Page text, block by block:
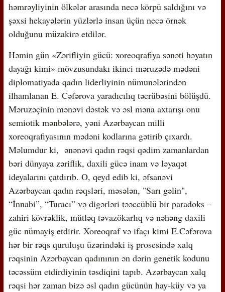
həmrəyliyinin ölkələr arasında necə körpü saldığını və
şəxsi hekayələrin yüzlərlə insan üçün necə örnək
olduğunu müzakirə etdilər.
Həmin gün «Zərifliyin gücü: xoreoqrafiya sənəti həyatın
dayağı kimi» mövzusundakı ikinci məruzədə mədəni
diplomatiyada qadın liderliyinin nümunələrindən
ilhamlanan E. Cəfərova yaradıcılıq təcrübəsini bölüşdü.
Məruzəçinin mənəvi dəstək və əsl məna axtarışı onu
semiotik mənbələrə, yəni Azərbaycan milli
xoreoqrafiyasının mədəni kodlarına gətirib çıxardı.
Məlumdur ki, ənənəvi qadın rəqsi qədim zamanlardan
bəri dünyaya zəriflik, daxili gücə inam və ləyaqət
ideyalarını çatdırıb. O, qeyd edib ki, əfsanəvi
Azərbaycan qadın rəqsləri, məsələn, "Sarı gəlin",
“İnnabi”, “Turacı” və digərləri təəccüblü bir paradoks –
zahiri kövrəklik, mütləq təvazökarlıq və nəhəng daxili
güc nümayiş etdirir. Xoreoqraf və ifaçı kimi E.Cəfərova
hər bir rəqs quruluşu üzərindəki iş prosesində xalq
rəqsinin Azərbaycan qadınının ən dərin genetik kodunu
təcəssüm etdirdiyinin təsdiqini tapıb. Azərbaycan xalq
rəqsi hər zaman bizə əsl qadın gücünün hay-küy və ya